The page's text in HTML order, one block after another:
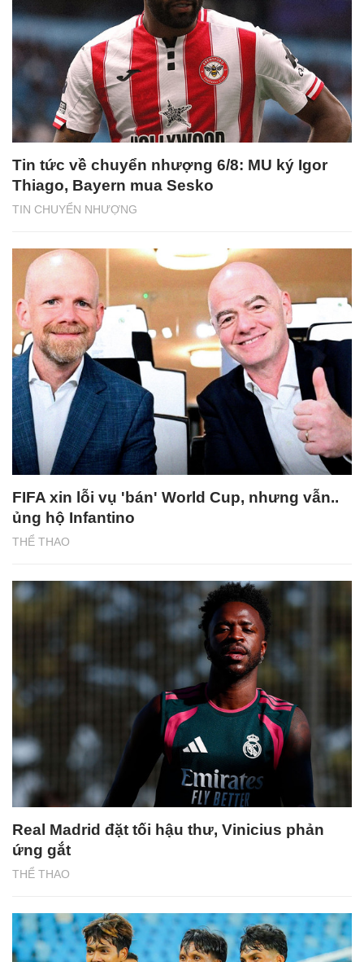
TIN CHUYỂN NHƯỢNG
Tin tức về chuyển nhượng 6/8: MU ký Igor
Thiago, Bayern mua Sesko
THỂ THAO
FIFA xin lỗi vụ 'bán' World Cup, nhưng vẫn..
ủng hộ Infantino
THỂ THAO
Real Madrid đặt tối hậu thư, Vinicius phản
ứng gắt